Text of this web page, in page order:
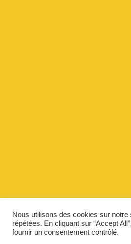
Nous utilisons des cookies sur
répétées. En cliquant sur “Accept
fournir un consentement contrôlé.